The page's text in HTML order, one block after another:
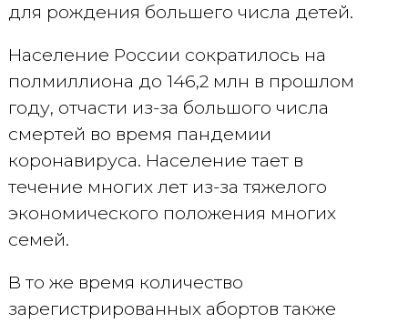
для рождения большего числа детей.
Население России сократилось на
полмиллиона до 146,2 млн в прошлом
году, отчасти из-за большого числа
смертей во время пандемии
коронавируса. Население тает в
течение многих лет из-за тяжелого
экономического положения многих
семей.
В то же время количество
зарегистрированных абортов также